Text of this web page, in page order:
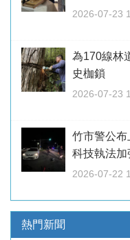
2026-07-23
為170線林
史枷鎖
2026-07-23
竹市警公
科技執法加
2026-07-22
熱門新聞